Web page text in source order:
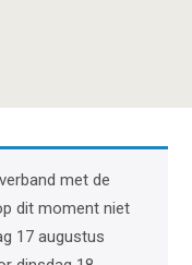
met de
dit moment niet
17 augustus